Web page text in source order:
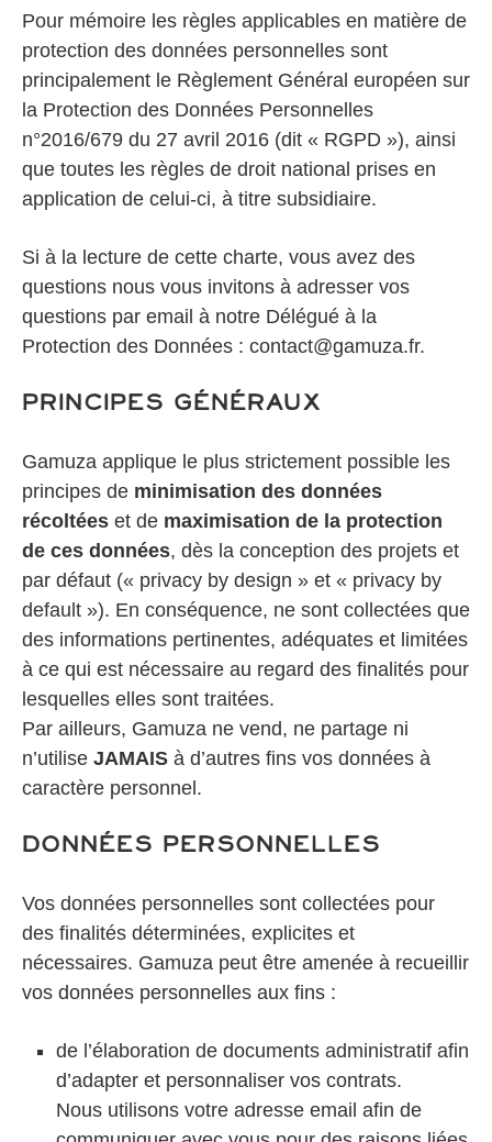
Pour mémoire les règles applicables en matière de
protection des données personnelles sont
principalement le Règlement Général européen sur
la Protection des Données Personnelles
n°2016/679 du 27 avril 2016 (dit « RGPD »), ainsi
que toutes les règles de droit national prises en
application de celui-ci, à titre subsidiaire.
Si à la lecture de cette charte, vous avez des
questions nous vous invitons à adresser vos
questions par email à notre Délégué à la
Protection des Données : contact@gamuza.fr.
Principes généraux
Gamuza applique le plus strictement possible les
principes de minimisation des données
récoltées et de maximisation de la protection
de ces données, dès la conception des projets et
par défaut (« privacy by design » et « privacy by
default »). En conséquence, ne sont collectées que
des informations pertinentes, adéquates et limitées
à ce qui est nécessaire au regard des finalités pour
lesquelles elles sont traitées.
Par ailleurs, Gamuza ne vend, ne partage ni
n’utilise JAMAIS à d’autres fins vos données à
caractère personnel.
Données personnelles
Vos données personnelles sont collectées pour
des finalités déterminées, explicites et
nécessaires. Gamuza peut être amenée à recueillir
vos données personnelles aux fins :
de l’élaboration de documents administratif afin
d’adapter et personnaliser vos contrats.
Nous utilisons votre adresse email afin de